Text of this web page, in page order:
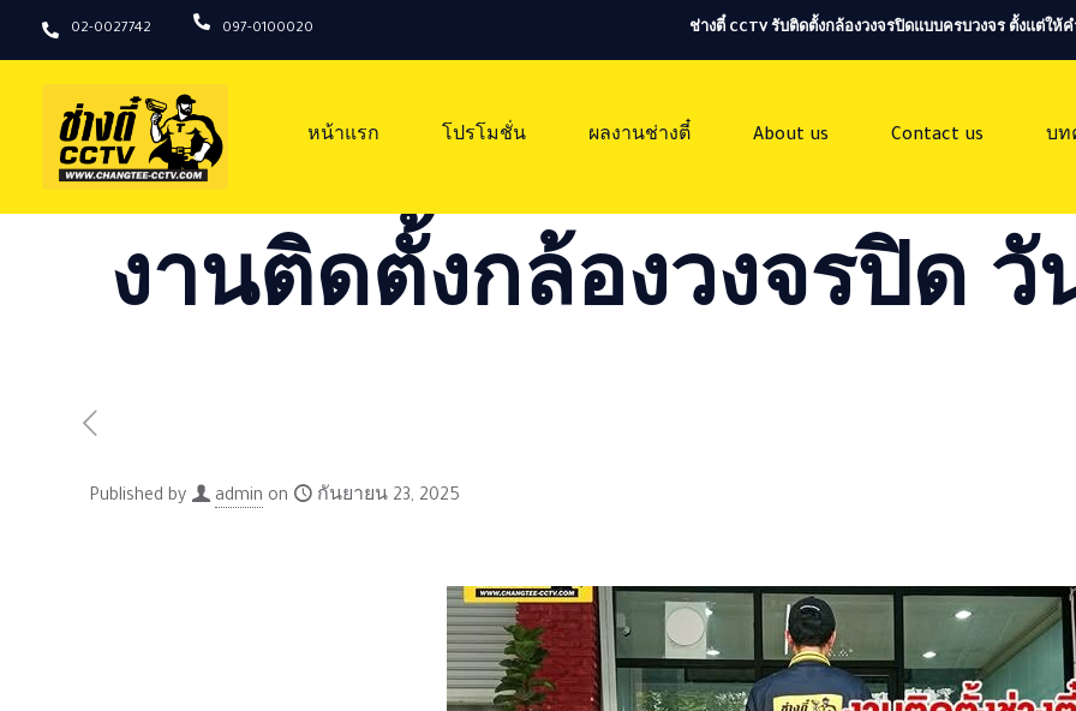
02-0027742 097-0100020 ช่างตี๋ CCTV รับติดตั้งกล้องวงจรปิดแบบครบวงจร ตั้งแต่
หน้าแรก โปรโมชั่น ผลงานช่างตี๋ About us Contact us บท
งานติดตั้งกล้องวงจรปิด วั
Published by admin on กันยายน 23, 2025